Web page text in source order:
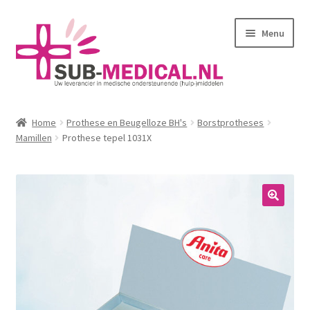
door
naar
navigatie
naar
de
inhoud
Menu
Huidverzorging
Kleding
Home Prothese en Beugelloze BH's
Borstprotheses
Mamillen
Prothese tepel 1031X